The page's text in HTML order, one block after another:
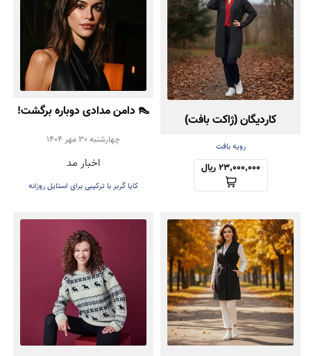
کاردیگان (ژاکت بافت)
کش‌باف پشمی
رویه بافت
23,000,000 ریال
👠 دامن مدادی دوباره برگشت!
تأیید رسمی Kaia Gerber
برای ترند پاییز ۲۰۲۵
چهارشنبه 30 مهر 1404
اخبار مد
کایا گربر با ترکیبی برای استایل روزانه